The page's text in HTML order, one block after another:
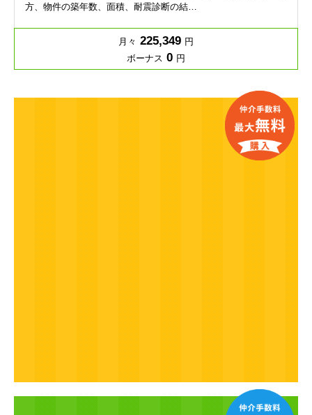
方、物件の築年数、面積、耐震診断の結…
月々 225,349 円
ボーナス 0 円